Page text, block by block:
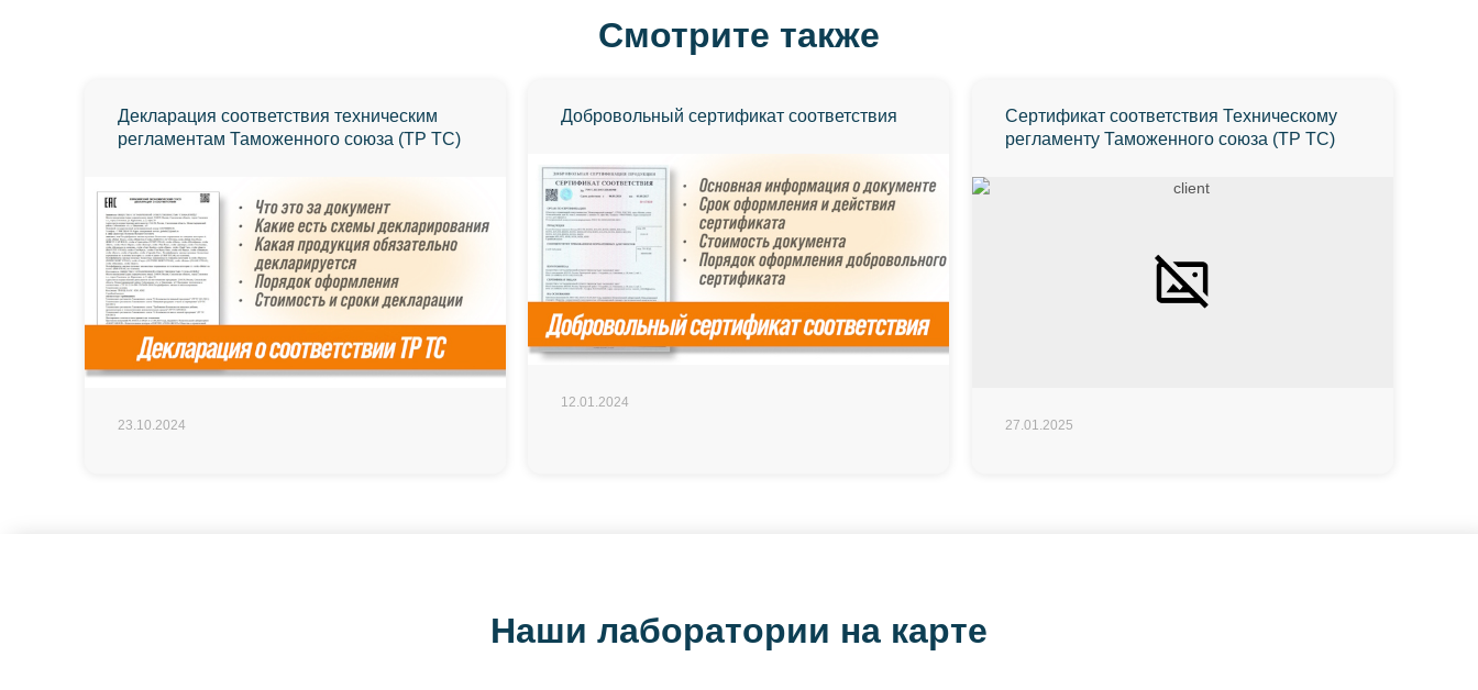
Смотрите также
Декларация соответствия техническим
регламентам Таможенного союза (ТР ТС)
23.10.2024
Добровольный сертификат соответствия
12.01.2024
Сертификат соответствия Техническому
регламенту Таможенного союза (ТР ТС)
27.01.2025
Наши лаборатории на карте